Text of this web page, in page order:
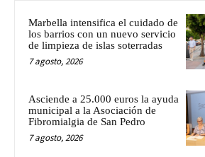
Marbella intensifica el cuidado de
los barrios con un nuevo servicio
de limpieza de islas soterradas
7 agosto, 2026
Asciende a 25.000 euros la ayuda
municipal a la Asociación de
Fibromialgia de San Pedro
7 agosto, 2026